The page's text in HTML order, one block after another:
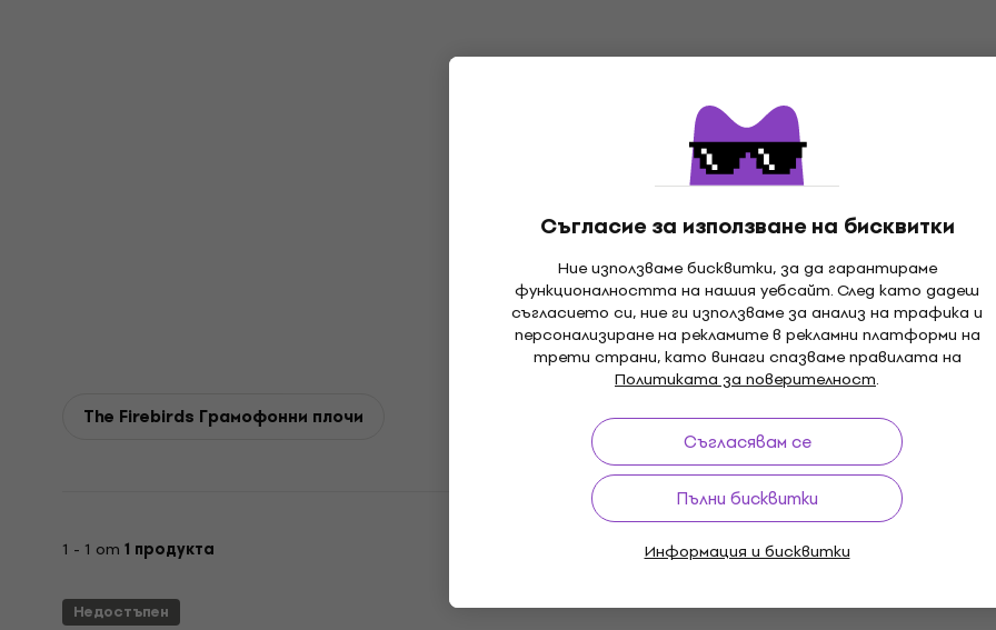
Съгласие за използване на бисквитки
Ние използваме бисквитки, за да гарантираме
функционалността на нашия уебсайт. След като дадеш
съгласието си, ние ги използваме за анализ на трафика и
персонализиране на рекламите в рекламни платформи на
трети страни, като винаги спазваме правилата на
Политиката за поверителност.
Съгласявам се
Пълни бисквитки
Информация и бисквитки
The Firebirds Грамофонни плочи
1 - 1 от 1 продукта
Недостъпен